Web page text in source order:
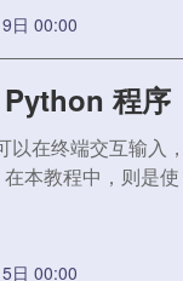
日 00:00
程序
在终端交互输入，
本教程中，则是使
日 00:00